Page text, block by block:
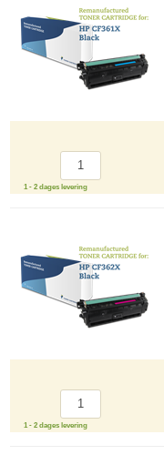
1 - 2 dages levering
1 - 2 dages levering